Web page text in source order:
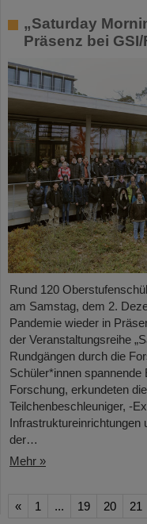
„Saturday
Präsenz bei GSI/
Rund 120
am Samstag, dem 2.
Pandemie wieder in
der Veranstaltungsreihe
Rundgängen durch die
Schüler*innen
Forschung, erkundeten
Teilchenbeschleuniger, -
Infrastruktureinrichtungen
der…
Mehr »
« 1 ... 19 20 21